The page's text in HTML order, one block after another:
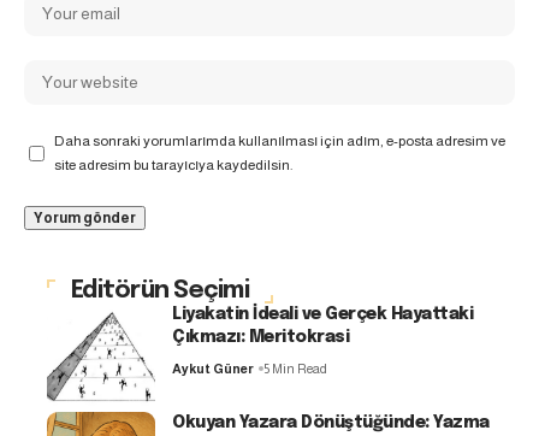
Daha sonraki yorumlarımda kullanılması için adım, e-posta adresim ve
site adresim bu tarayıcıya kaydedilsin.
Editörün Seçimi
Liyakatin İdeali ve Gerçek Hayattaki
Çıkmazı: Meritokrasi
Aykut Güner 5 Min Read
Okuyan Yazara Dönüştüğünde: Yazma